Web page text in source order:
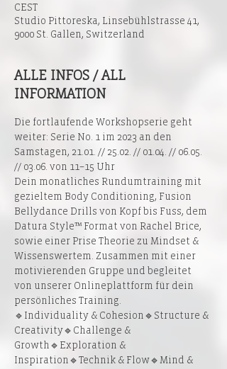
CEST
Studio Pittoreska, Linsebühlstrasse 41,
9000 St. Gallen, Switzerland
ALLE INFOS / ALL
INFORMATION
Die fortlaufende Workshopserie geht
weiter: Serie No. 1 im 2023 an den
Samstagen, 21.01. // 25.02. // 01.04. // 06.05.
// 03.06. von 11–15 Uhr
Dein monatliches Rundumtraining mit
gezieltem Body Conditioning, Fusion
Bellydance Drills von Kopf bis Fuss, dem
Datura Style™ Format von Rachel Brice,
sowie einer Prise Theorie zu Mindset &
Wissenswertem. Zusammen mit einer
motivierenden Gruppe und begleitet
von unserer Onlineplattform für dein
persönliches Training.
🔹Individuality & Cohesion🔹Structure &
Creativity🔹Challenge &
Growth🔹Exploration &
Inspiration🔹Technik & Flow🔹Mind &